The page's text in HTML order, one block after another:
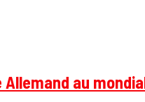
au